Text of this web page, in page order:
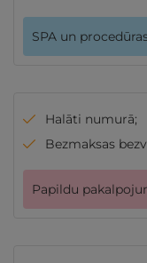
SPA un
Halāti numurā;
Bezmaksas
Papildu